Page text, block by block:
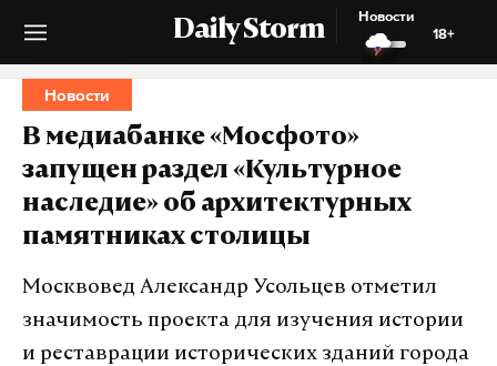
Daily Storm
Новости
18+
Новости
В медиабанке «Мосфото»
запущен раздел «Культурное
наследие» об архитектурных
памятниках столицы
Москвовед Александр Усольцев отметил
значимость проекта для изучения истории
и реставрации исторических зданий города